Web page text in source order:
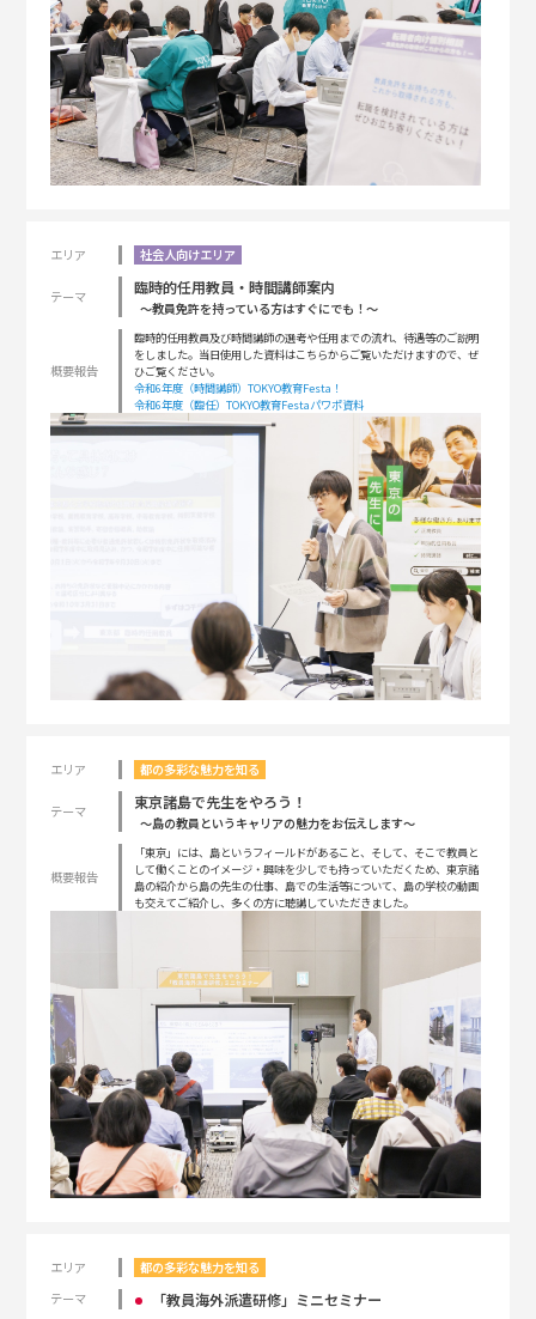
エリア 社会人向けエリア
テーマ 臨時的任用教員・時間講師案内
〜教員免許を持っている方はすぐにでも！〜
概要報告
臨時的任用教員及び時間講師の選考や任用までの流れ、待遇等のご説明
をしました。当日使用した資料はこちらからご覧いただけますので、ぜ
ひご覧ください。
令和6年度（時間講師）TOKYO教育Festa！
令和6年度（臨任）TOKYO教育Festaパワポ資料
エリア 都の多彩な魅力を知る
テーマ 東京諸島で先生をやろう！
～島の教員というキャリアの魅力をお伝えします～
概要報告
「東京」には、島というフィールドがあること、そして、そこで教員と
して働くことのイメージ・興味を少しでも持っていただくため、東京諸
島の紹介から島の先生の仕事、島での生活等について、島の学校の動画
も交えてご紹介し、多くの方に聴講していただきました。
エリア
都の多彩な魅力を知る
テーマ
「教員海外派遣研修」ミニセミナー